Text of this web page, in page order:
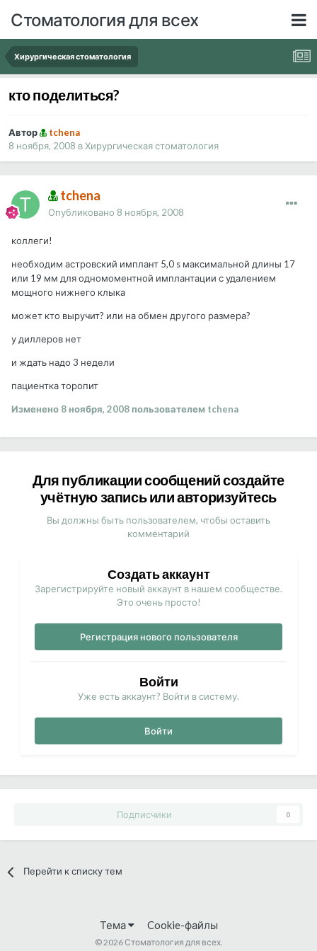
Стоматология для всех
Хирургическая стоматология
кто поделиться?
Автор
tchena
8 ноября, 2008 вХирургическая стоматология
tchena
Опубликовано 8 ноября, 2008
коллеги!
необходим астровский имплант 5,0 s максимальной длины 17
или 19 мм для одномоментной имплантации с удалением
мощного нижнего клыка
может кто выручит? или на обмен другого размера?
у диллеров нет
и ждать надо 3 недели
пациентка торопит
Изменено 8 ноября, 2008пользователем tchena
Для публикации сообщений создайте
учётную запись или авторизуйтесь
Вы должны быть пользователем, чтобы оставить
комментарий
Создать аккаунт
Зарегистрируйте новый аккаунт в нашем сообществе.
Это очень просто!
Регистрация нового пользователя
Войти
Уже есть аккаунт? Войти в систему.
Войти
Подписчики 0
Перейти к списку тем
Тема Cookie-файлы
©2026 Стоматология для всех.